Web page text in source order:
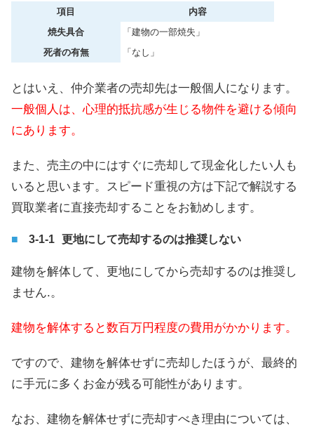
項目
内容
焼失具合
「建物の一部焼失」
死者の有無
「なし」
とはいえ、仲介業者の売却先は一般個人になります。
一般個人は、心理的抵抗感が生じる物件を避ける傾向
にあります。
また、売主の中にはすぐに売却して現金化したい人も
いると思います。スピード重視の方は下記で解説する
買取業者に直接売却することをお勧めします。
更地にして売却するのは推奨しない
建物を解体して、更地にしてから売却するのは推奨し
ません.。
建物を解体すると数百万円程度の費用がかかります。
ですので、建物を解体せずに売却したほうが、最終的
に手元に多くお金が残る可能性があります。
なお、建物を解体せずに売却すべき理由については、